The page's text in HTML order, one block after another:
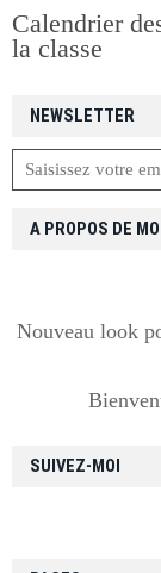
NEWSLETTER
SUIVEZ-MOI
Calendrier
la classe
A PROPOS DE
Nouveau look